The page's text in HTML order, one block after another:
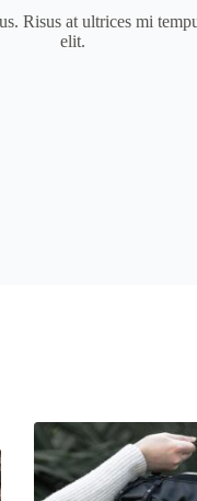
Risus at ultrices mi
elit.